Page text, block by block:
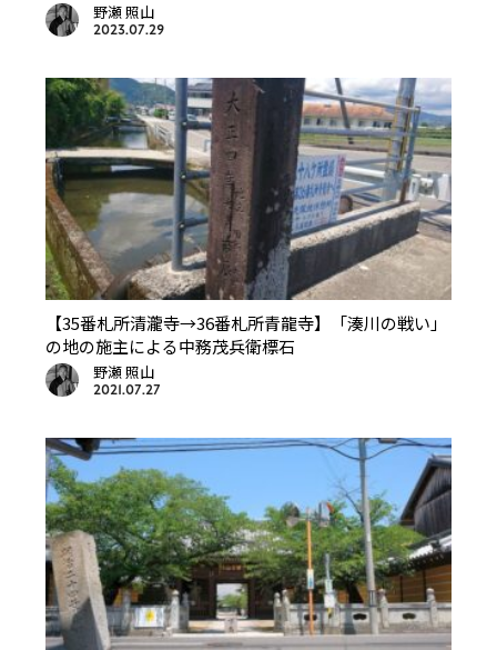
野瀬 照山
2023.07.29
【35番札所清瀧寺→36番札所青龍寺】「湊川の戦い」
の地の施主による中務茂兵衛標石
野瀬 照山
2021.07.27